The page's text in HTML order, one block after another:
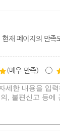
재 페이지의 만
(매우 만족)